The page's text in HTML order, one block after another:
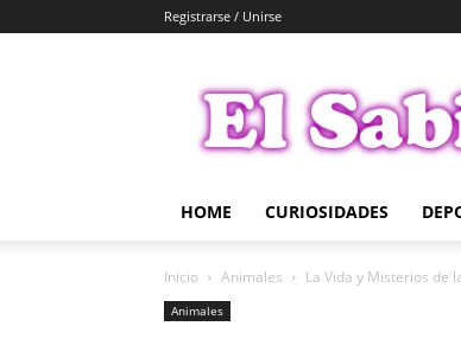
Registrarse / Unirse
Sabio
HOME CURIOSIDADES
Inicio Animales La Vida y Misterios de
Animales